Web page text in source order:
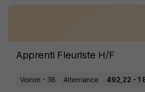
Apprenti Fleuriste H/F
Voiron - 38 Alternance 492,22 - 1